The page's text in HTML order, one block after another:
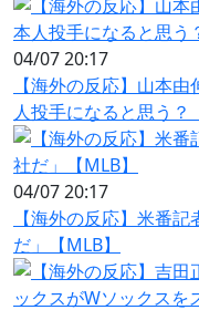
04/07 20:17
【海外の反応】山本
人投手になると思う？
04/07 20:17
【海外の反応】米番
だ」【MLB】